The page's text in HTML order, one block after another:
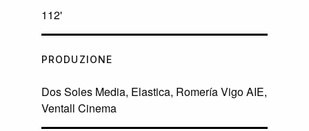
112'
PRODUZIONE
Dos Soles Media, Elastica, Romería Vigo AIE,
Ventall Cinema